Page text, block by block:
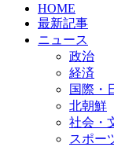
HOME
最新記事
ニュース
政治
経済
国際・
北朝鮮
社会・
スポー